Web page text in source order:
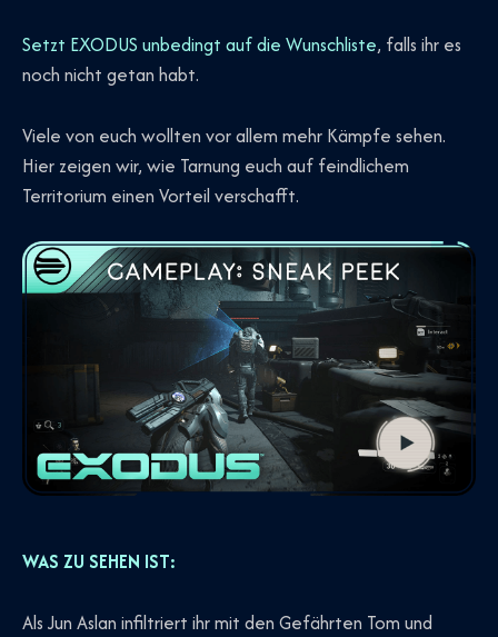
Setzt EXODUS unbedingt auf die Wunschliste, falls ihr es
noch nicht getan habt.
Viele von euch wollten vor allem mehr Kämpfe sehen.
Hier zeigen wir, wie Tarnung euch auf feindlichem
Territorium einen Vorteil verschafft.
WAS ZU SEHEN IST:
Als Jun Aslan infiltriert ihr mit den Gefährten Tom und